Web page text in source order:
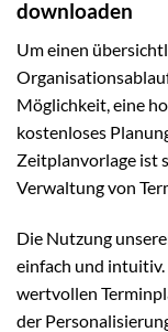
downloaden
Um einen
Möglichkeit, eine
kostenloses
Zeitplanvorlage ist
Verwaltung von
Die Nutzung
einfach und intuitiv.
wertvollen
der